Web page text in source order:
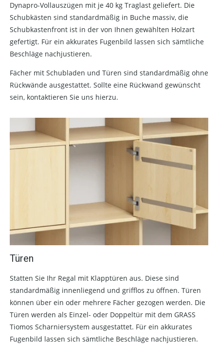
Dynapro-Vollauszügen mit je 40 kg Traglast geliefert. Die
Schubkästen sind standardmäßig in Buche massiv, die
Schubkastenfront ist in der von Ihnen gewählten Holzart
gefertigt. Für ein akkurates Fugenbild lassen sich sämtliche
Beschläge nachjustieren.
Fächer mit Schubladen und Türen sind standardmäßig ohne
Rückwände ausgestattet. Sollte eine Rückwand gewünscht
sein, kontaktieren Sie uns hierzu.
Türen
Statten Sie Ihr Regal mit Klapptüren aus. Diese sind
standardmäßig innenliegend und grifflos zu öffnen. Türen
können über ein oder mehrere Fächer gezogen werden. Die
Türen werden als Einzel- oder Doppeltür mit dem GRASS
Tiomos Scharniersystem ausgestattet. Für ein akkurates
Fugenbild lassen sich sämtliche Beschläge nachjustieren.